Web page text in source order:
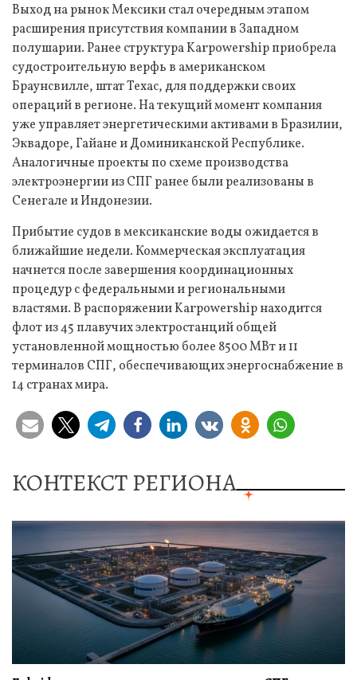
Выход на рынок Мексики стал очередным этапом
расширения присутствия компании в Западном
полушарии. Ранее структура Karpowership приобрела
судостроительную верфь в американском
Браунсвилле, штат Техас, для поддержки своих
операций в регионе. На текущий момент компания
уже управляет энергетическими активами в Бразилии,
Эквадоре, Гайане и Доминиканской Республике.
Аналогичные проекты по схеме производства
электроэнергии из СПГ ранее были реализованы в
Сенегале и Индонезии.
Прибытие судов в мексиканские воды ожидается в
ближайшие недели. Коммерческая эксплуатация
начнется после завершения координационных
процедур с федеральными и региональными
властями. В распоряжении Karpowership находится
флот из 45 плавучих электростанций общей
установленной мощностью более 8500 МВт и 11
терминалов СПГ, обеспечивающих энергоснабжение в
14 странах мира.
КОНТЕКСТ РЕГИОНА